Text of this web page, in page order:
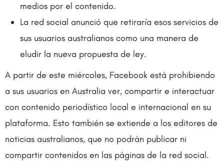
medios por el contenido.
La red social anunció que retiraría esos servicios de
sus usuarios australianos como una manera de
eludir la nueva propuesta de ley.
A partir de este miércoles, Facebook está prohibiendo
a sus usuarios en Australia ver, compartir e interactuar
con contenido periodístico local e internacional en su
plataforma. Esto también se extiende a los editores de
noticias australianos, que no podrán publicar ni
compartir contenidos en las páginas de la red social.